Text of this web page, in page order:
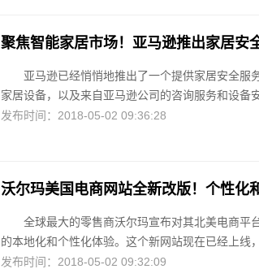
聚焦智能家居市场！亚马逊推出家居安
亚马逊已经悄悄地推出了一个提供家居安全服
家居设备，以及来自亚马逊公司的咨询服务和设备
发布时间：2018-05-02 09:36:28
沃尔玛美国电商网站全新改版！个性化
全球最大的零售商沃尔玛宣布对其北美电商平
的本地化和个性化体验。这个新网站现在已经上线
发布时间：2018-05-02 09:32:09